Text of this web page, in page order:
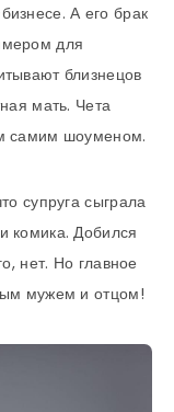
А его брак
для
близнецов
мать. Чета
самим шоуменом.
супруга сыграла
комика. Добился
нет. Но главное
мужем и отцом!